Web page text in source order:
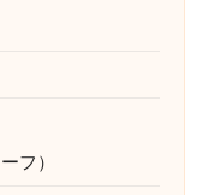
フ）